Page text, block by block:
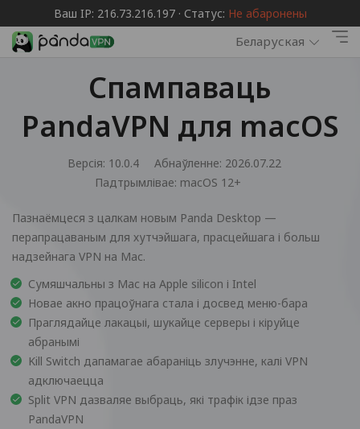
Ваш IP: 216.73.216.197 · Статус: Не абаронены
Беларуская
Спампаваць
PandaVPN для macOS
Версія: 10.0.4
Абнаўленне: 2026.07.22
Падтрымлівае: macOS 12+
Пазнаёмцеся з цалкам новым Panda Desktop —
перапрацаваным для хутчэйшага, прасцейшага і больш
надзейнага VPN на Mac.
Сумяшчальны з Mac на Apple silicon і Intel
Новае акно працоўнага стала і досвед меню-бара
Праглядайце лакацыі, шукайце серверы і кіруйце
абранымі
Kill Switch дапамагае абараніць злучэнне, калі VPN
адключаецца
Split VPN дазваляе выбраць, які трафік ідзе праз
PandaVPN